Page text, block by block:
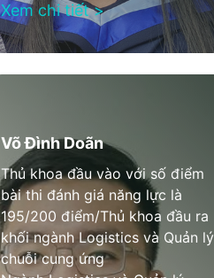
Xem chi tiết >
Võ Đình Doãn
Thủ khoa đầu vào với số điểm
bài thi đánh giá năng lực là
195/200 điểm/Thủ khoa đầu ra
khối ngành Logistics và Quản lý
chuỗi cung ứng